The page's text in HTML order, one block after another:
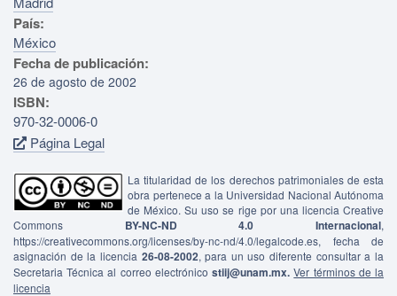
País:
México
Fecha de publicación:
26 de agosto de 2002
ISBN:
970-32-0006-0
Página Legal
La titularidad de los derechos patrimoniales de esta
obra pertenece a la Universidad Nacional Autónoma
de México. Su uso se rige por una licencia Creative
Commons BY-NC-ND 4.0 Internacional,
https://creativecommons.org/licenses/by-nc-nd/4.0/legalcode.es, fecha de
asignación de la licencia 26-08-2002, para un uso diferente consultar a la
Secretaria Técnica al correo electrónicostiij@unam.mx. Ver términos de la
licencia